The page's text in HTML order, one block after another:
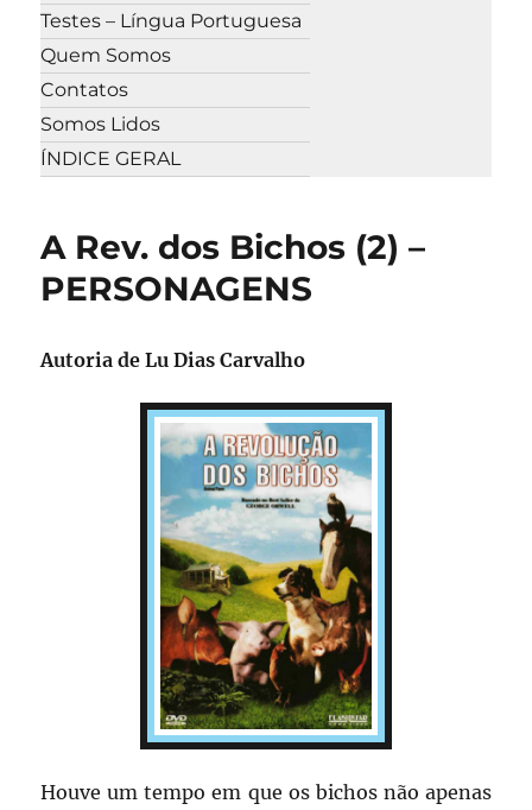
Testes – Língua Portuguesa
Quem Somos
Contatos
Somos Lidos
ÍNDICE GERAL
A Rev. dos Bichos (2) –
PERSONAGENS
Autoria de Lu Dias Carvalho
Houve um tempo em que os bichos não apenas